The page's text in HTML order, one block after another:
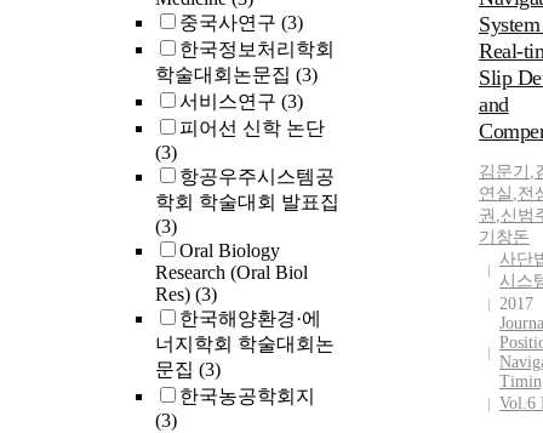
중국사연구 (3)
한국정보처리학회
학술대회논문집 (3)
서비스연구 (3)
피어선 신학 논단
(3)
항공우주시스템공
학회 학술대회 발표집
(3)
Oral Biology
Research (Oral Biol
Res) (3)
한국해양환경·에
너지학회 학술대회논
문집 (3)
한국농공학회지
(3)
Ereignis
‘das
피어선
에서 가
사적인
논제이
붙인
31일은
시작을
적인 날
루터는
서 회개
Real-
Slip
and
김문기 ,
연실 ,전
권 ,신범
기창돈
사단
시스
2017
Vol.6